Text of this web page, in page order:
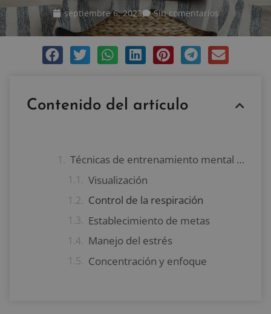
septiembre 6, 2023 Sin comentarios
Contenido del artículo
Técnicas de entrenamiento mental para deportistas
Visualización
Control de la respiración
Establecimiento de metas
Manejo del estrés
Concentración y enfoque